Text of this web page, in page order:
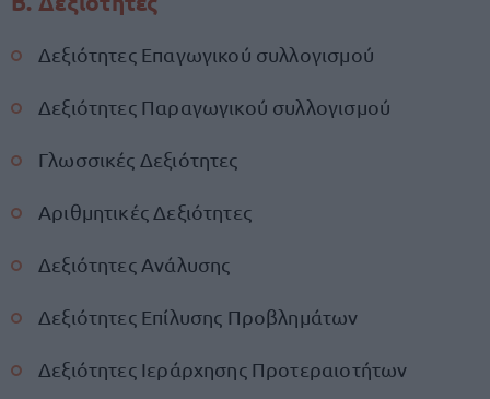
Δεξιότητες Επαγωγικού συλλογισμού
Δεξιότητες Παραγωγικού συλλογισμού
Γλωσσικές Δεξιότητες
Αριθμητικές Δεξιότητες
Δεξιότητες Ανάλυσης
Δεξιότητες Επίλυσης Προβλημάτων
Δεξιότητες Ιεράρχησης Προτεραιοτήτων